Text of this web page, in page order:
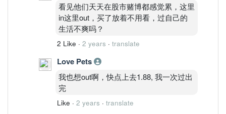
看见他们天天在股市赌博都感觉累，这里
in这里out，买了放着不用看，过自己的
生活不爽吗？
2 Like · 2 years · translate
Love Pets
我也想out啊，快点上去1.88, 我一次过出
完
Like · 2 years · translate